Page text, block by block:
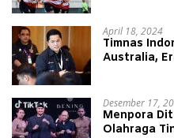
April 18, 2024
Timnas
Australia,
Desember 17,
Menpora
Olahraga